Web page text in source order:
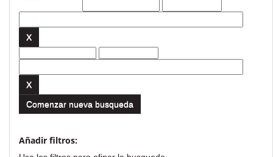
Comenzar nueva busqueda
Añadir filtros: